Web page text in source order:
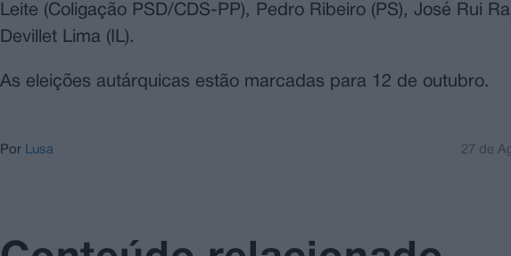
Leite (Coligação PSD/CDS-PP), Pedro Ribeiro (PS), José Rui
Devillet Lima (IL).
As eleições autárquicas estão marcadas para 12 de outubro.
Por Lusa 27 de